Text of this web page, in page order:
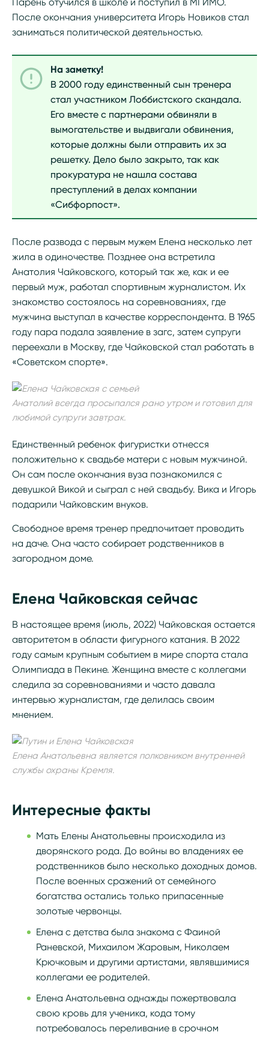
После окончания университета Игорь Новиков стал
заниматься политической деятельностью.
На заметку!
В 2000 году единственный сын тренера
стал участником Лоббистского скандала.
Его вместе с партнерами обвиняли в
вымогательстве и выдвигали обвинения,
которые должны были отправить их за
решетку. Дело было закрыто, так как
прокуратура не нашла состава
преступлений в делах компании
«Сибфорпост».
После развода с первым мужем Елена несколько лет
жила в одиночестве. Позднее она встретила
Анатолия Чайковского, который так же, как и ее
первый муж, работал спортивным журналистом. Их
знакомство состоялось на соревнованиях, где
мужчина выступал в качестве корреспондента. В 1965
году пара подала заявление в загс, затем супруги
переехали в Москву, где Чайковской стал работать в
«Советском спорте».
Анатолий всегда просыпался рано утром и готовил для
любимой супруги завтрак.
Единственный ребенок фигуристки отнесся
положительно к свадьбе матери с новым мужчиной.
Он сам после окончания вуза познакомился с
девушкой Викой и сыграл с ней свадьбу. Вика и Игорь
подарили Чайковским внуков.
Свободное время тренер предпочитает проводить
на даче. Она часто собирает родственников в
загородном доме.
Елена Чайковская сейчас
В настоящее время (июль, 2022) Чайковская остается
авторитетом в области фигурного катания. В 2022
году самым крупным событием в мире спорта стала
Олимпиада в Пекине. Женщина вместе с коллегами
следила за соревнованиями и часто давала
интервью журналистам, где делилась своим
мнением.
Елена Анатольевна является полковником внутренней
службы охраны Кремля.
Интересные факты
Мать Елены Анатольевны происходила из
дворянского рода. До войны во владениях ее
родственников было несколько доходных домов.
После военных сражений от семейного
богатства остались только припасенные
золотые червонцы.
Елена с детства была знакома с Фаиной
Раневской, Михаилом Жаровым, Николаем
Крючковым и другими артистами, являвшимися
коллегами ее родителей.
Елена Анатольевна однажды пожертвовала
свою кровь для ученика, кода тому
потребовалось переливание в срочном